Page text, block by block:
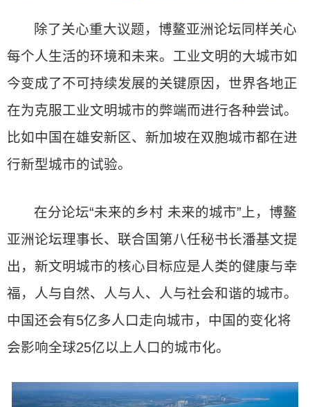
除了关心重大议题，博鳌亚洲论坛同样关心
每个人生活的环境和未来。工业文明的大城市如
今变成了不可持续发展的关键原因，世界各地正
在为克服工业文明城市的弊端而进行各种尝试。
比如中国在雄安新区、新加坡在双胞城市都在进
行新型城市的试验。
在分论坛“未来的乡村 未来的城市”上，博鳌
亚洲论坛理事长、联合国第八任秘书长潘基文提
出，新文明城市的核心目标应是人类的健康与幸
福，人与自然、人与人、人与社会和谐的城市。
中国还会有5亿多人口走向城市，中国的变化将
会影响全球25亿以上人口的城市化。